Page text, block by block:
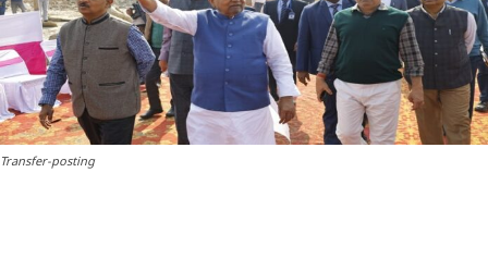
Transfer-posting